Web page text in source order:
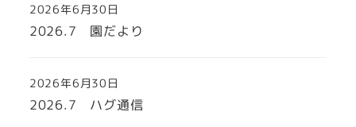
2026.7 園だより
2026年6月30日
2026.7 ハグ通信
2026年6月30日